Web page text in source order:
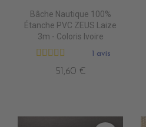
Bâche Nautique 100%
Étanche PVC ZEUS Laize
3m - Coloris Ivoire
1 avis
51,60 €